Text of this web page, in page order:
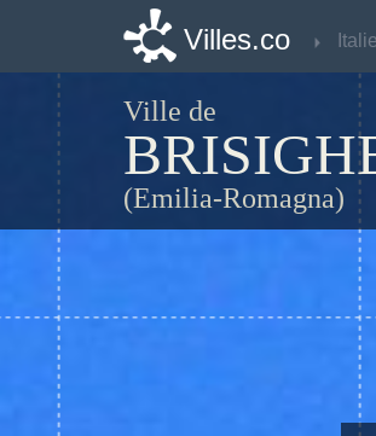
Villes.co Italie
Ville de
(Emilia-Romagna)
Villes.co Italie